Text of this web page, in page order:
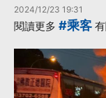
2024/12/23 19:31
閱讀更多 #乘客